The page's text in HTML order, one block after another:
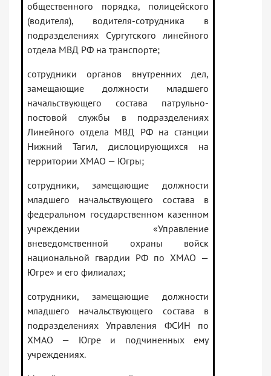
общественного порядка, полицейского
(водителя), водителя-сотрудника в
подразделениях Сургутского линейного
отдела МВД РФ на транспорте;
сотрудники органов внутренних дел,
замещающие должности младшего
начальствующего состава патрульно-
постовой службы в подразделениях
Линейного отдела МВД РФ на станции
Нижний Тагил, дислоцирующихся на
территории ХМАО — Югры;
сотрудники, замещающие должности
младшего начальствующего состава в
федеральном государственном казенном
учреждении «Управление
вневедомственной охраны войск
национальной гвардии РФ по ХМАО —
Югре» и его филиалах;
сотрудники, замещающие должности
младшего начальствующего состава в
подразделениях Управления ФСИН по
ХМАО — Югре и подчиненных ему
учреждениях.